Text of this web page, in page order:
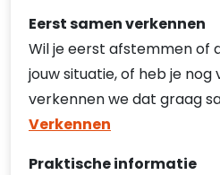
Eerst samen verkennen
Wil je eerst afstemmen of
jouw situatie, of heb je nog
verkennen we dat graag
Verkennen
Praktische informatie